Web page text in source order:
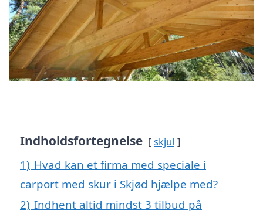
Indholdsfortegnelse skjul
1) Hvad kan et firma med speciale i
carport med skur i Skjød hjælpe med?
2) Indhent altid mindst 3 tilbud på